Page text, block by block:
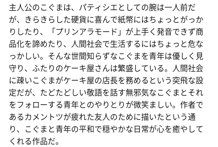
主人公のこぐまは、パティシエとしての腕は一人前だ
が、きらきらした硬貨に喜んで紙幣にはちょっとがっか
りしたり、「プリンアラモード」が上手く発音できず商
品化を諦めたり、人間社会で生活するにはちょっと危な
っかしい。そんな世間知らずなこぐまを青年は優しく見
守り、ふたりのケーキ屋さんは繁盛している。人間社会
に疎いこぐまがケーキ屋の店長を務めるという突飛な設
定だが、たどたどしい敬語を話す無邪気なこぐまとそれ
をフォローする青年とのやりとりが微笑ましい。作者で
あるカメントツが疲れた友人のために描いたという通
り、こぐまと青年の平和で穏やかな日常が心を癒やして
くれる作品だ。